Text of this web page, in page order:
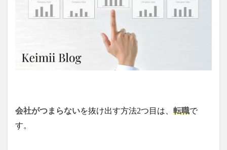
会社がつまらないを抜け出す方法2つ目は、 転職で
す。